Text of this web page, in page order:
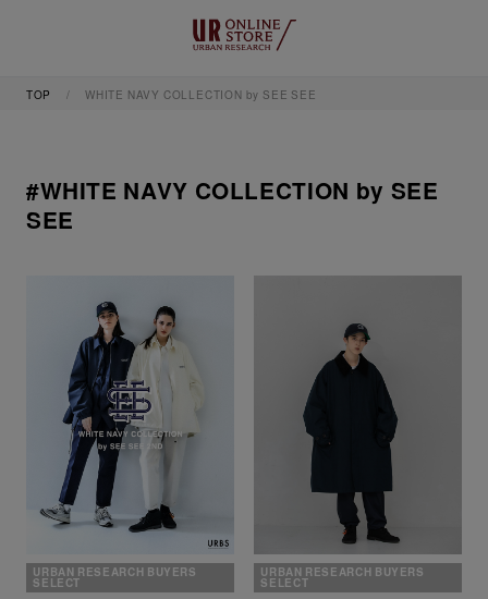
TOP WHITE NAVY COLLECTION by SEE SEE
#WHITE NAVY COLLECTION by SEE
SEE
URBAN RESEARCH BUYERS
SELECT
URBAN RESEARCH BUYERS
SELECT